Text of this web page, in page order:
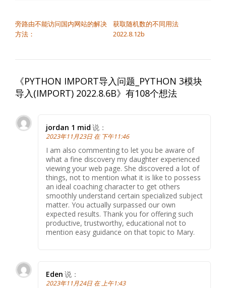
旁路由不能访问国内网站的解决
方法：
获取随机数的不同用法
2022.8.12b
《PYTHON IMPORT导入问题_PYTHON 3模块
导入(IMPORT) 2022.8.6B》有108个想法
jordan 1 mid 说：
2023年11月23日 在 下午11:46
I am also commenting to let you be aware of
what a fine discovery my daughter experienced
viewing your web page. She discovered a lot of
things, not to mention what it is like to possess
an ideal coaching character to get others
smoothly understand certain specialized subject
matter. You actually surpassed our own
expected results. Thank you for offering such
productive, trustworthy, educational not to
mention easy guidance on that topic to Mary.
Eden 说：
2023年11月24日 在 上午1:43